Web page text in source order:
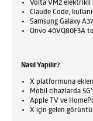
Volta VM2 elektrikli
Claude Code,
Samsung Galaxy
Onvo 40VQ80F3A
Nasıl Yapılır?
X platformuna
Mobil cihazlarda
Apple TV ve
X için gelen